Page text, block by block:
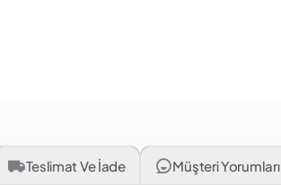
Teslimat Ve İade Müşteri Yorumları